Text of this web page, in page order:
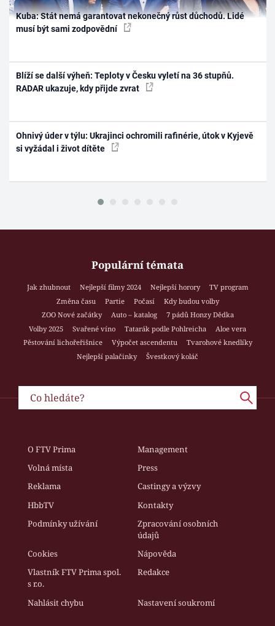
Kuba: Stát nemá garantovat nekonečný růst důchodů. Lidé
musí být sami zodpovědní
Blíží se další výheň: Teploty v Česku vyletí na 36 stupňů.
RADAR ukazuje, kdy přijde zvrat
Ohnivý úder v týlu: Ukrajinci ochromili rafinérie, útok v Kyjevě
si vyžádal i život dítěte
Populární témata
Jak zhubnout Nejlepší filmy 2024 Nejlepší horory
TV program
Změna času
Partie Počasí
Kdy budou volby
ZOO Nové začátky
Auto – katalog
7 pádů Honzy Dědka
Volby 2025
Svařené víno Tatarák podle Pohlreicha
Aloe vera
Pěstování lichořeřišnice
Výpočet ascendentu
Tvarohové knedlíky
Nejlepší palačinky
Švestkový koláč
O FTV Prima
Management
Volná místa
Press
Reklama
Castingy a výzvy
HbbTV
Kontakty
Podmínky užívání
Zpracování osobních
údajů
Cookies
Nápověda
Vlastník FTV Prima spol.
s r.o.
Redakce
Nahlásit chybu Nastavení soukromí